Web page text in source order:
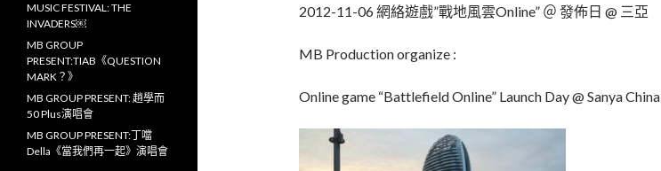
2012-11-06 網絡遊戲”戰地風雲Online” ＠ 發佈日 @ 三亞
MB Production organize :
Online game “Battlefield Online” Launch Day @ Sanya China
MUSIC FESTIVAL: THE
INVADERS￼
MB GROUP
PRESENT:TIAB《QUESTION
MARK？》
MB GROUP PRESENT: 趙學而
50 Plus演唱會
MB GROUP PRESENT:丁噹
Della《當我們再一起》演唱會